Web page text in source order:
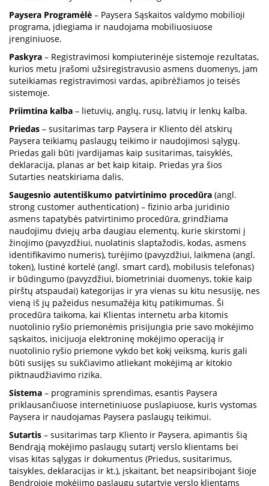
Paysera Programėlė – Paysera Sąskaitos valdymo mobilioji
programa, įdiegiama ir naudojama mobiliuosiuose
įrenginiuose.
Paskyra – Registravimosi kompiuterinėje sistemoje rezultatas,
kurios metu įrašomi užsiregistravusio asmens duomenys, jam
suteikiamas registravimosi vardas, apibrėžiamos jo teisės
sistemoje.
Priimtina kalba – lietuvių, anglų, rusų, latvių ir lenkų kalba.
Priedas – susitarimas tarp Paysera ir Kliento dėl atskirų
Paysera teikiamų paslaugų teikimo ir naudojimosi sąlygų.
Priedas gali būti įvardijamas kaip susitarimas, taisyklės,
deklaracija, planas ar bet kaip kitaip. Priedas yra šios
Sutarties neatskiriama dalis.
Saugesnio autentiškumo patvirtinimo procedūra (angl.
strong customer authentication) – fizinio arba juridinio
asmens tapatybės patvirtinimo procedūra, grindžiama
naudojimu dviejų arba daugiau elementų, kurie skirstomi į
žinojimo (pavyzdžiui, nuolatinis slaptažodis, kodas, asmens
identifikavimo numeris), turėjimo (pavyzdžiui, laikmena (angl.
token), lustinė kortelė (angl. smart card), mobilusis telefonas)
ir būdingumo (pavyzdžiui, biometriniai duomenys, tokie kaip
pirštų atspaudai) kategorijas ir yra vienas su kitu nesusiję, nes
vieną iš jų pažeidus nesumažėja kitų patikimumas. Ši
procedūra taikoma, kai Klientas internetu arba kitomis
nuotolinio ryšio priemonėmis prisijungia prie savo mokėjimo
sąskaitos, inicijuoja elektroninę mokėjimo operaciją ir
nuotolinio ryšio priemone vykdo bet kokį veiksmą, kuris gali
būti susijęs su sukčiavimo atliekant mokėjimą ar kitokio
piktnaudžiavimo rizika.
Sistema – programinis sprendimas, esantis Paysera
priklausančiuose internetiniuose puslapiuose, kuris vystomas
Paysera ir naudojamas Paysera paslaugų teikimui.
Sutartis – susitarimas tarp Kliento ir Paysera, apimantis šią
Bendrąją mokėjimo paslaugų sutartį verslo klientams bei
visas kitas sąlygas ir dokumentus (Priedus, susitarimus,
taisykles, deklaracijas ir kt.), įskaitant, bet neapsiribojant šioje
Bendrojoje mokėjimo paslaugų sutartyje verslo klientams